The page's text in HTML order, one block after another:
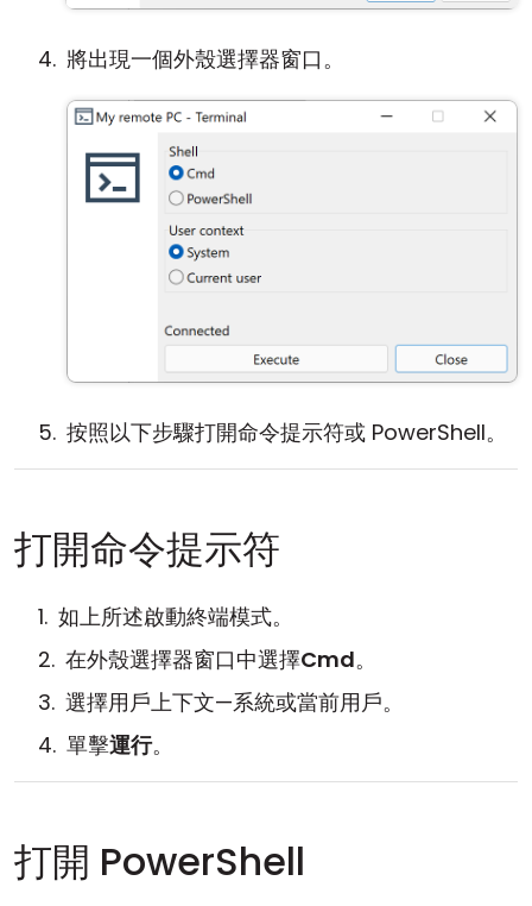
將出現一個外殼選擇器窗口。
按照以下步驟打開命令提示符或 PowerShell。
打開命令提示符
如上所述啟動終端模式。
在外殼選擇器窗口中選擇Cmd。
選擇用戶上下文—系統或當前用戶。
單擊運行。
打開 PowerShell